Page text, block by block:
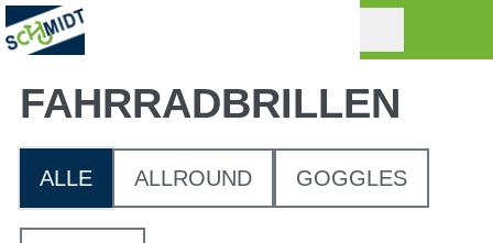
FAHRRAD­BRILLEN
ALLE ALLROUND GOGGLES